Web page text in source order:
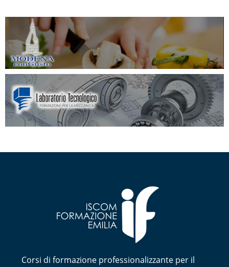
Corsi di formazione professionalizzante per il